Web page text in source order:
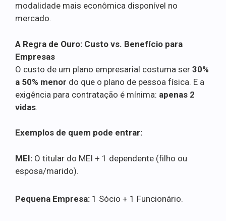
modalidade mais econômica disponível no
mercado.
A Regra de Ouro: Custo vs. Benefício para
Empresas
O custo de um plano empresarial costuma ser 30%
a 50% menor do que o plano de pessoa física. E a
exigência para contratação é mínima: apenas 2
vidas.
Exemplos de quem pode entrar:
MEI: O titular do MEI + 1 dependente (filho ou
esposa/marido).
Pequena Empresa: 1 Sócio + 1 Funcionário.